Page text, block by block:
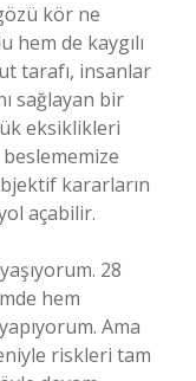
kör ne
de kaygılı
tarafı, insanlar
sağlayan bir
eksiklikleri
kararların
açabilir.
28
hem
Ama
riskleri tam